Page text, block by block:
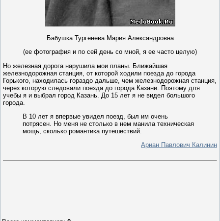
Бабушка Тургенева Мария Александровна
(ее фотография и по сей день со мной, я ее часто целую)
Но железная дорога нарушила мои планы. Ближайшая
железнодорожная станция, от которой ходили поезда до города
Горького, находилась гораздо дальше, чем железнодорожная станция,
через которую следовали поезда до города Казани. Поэтому для
учебы я и выбрал город Казань. До 15 лет я не видел большого
города.
В 10 лет я впервые увидел поезд, был им очень
потрясен. Но меня не столько в нем манила техническая
мощь, сколько романтика путешествий.
Ариан Павлович Калинин